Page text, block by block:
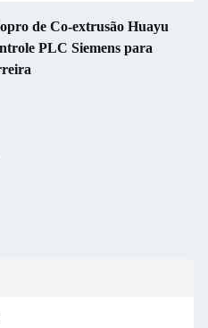
de Co-extrusão Huayu
PLC Siemens para